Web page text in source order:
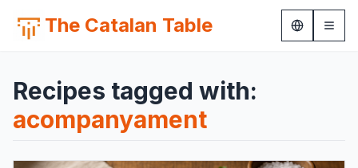
The Catalan Table
Recipes tagged with:
acompanyament